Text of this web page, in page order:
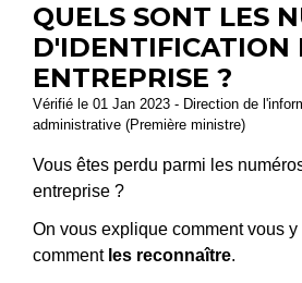
QUELS SONT LES
D'IDENTIFICATION
ENTREPRISE ?
Vérifié le 01 Jan 2023 - Direction de
administrative (Première ministre)
Vous êtes perdu parmi les
entreprise ?
On vous explique comment vous y
comment les reconnaître.